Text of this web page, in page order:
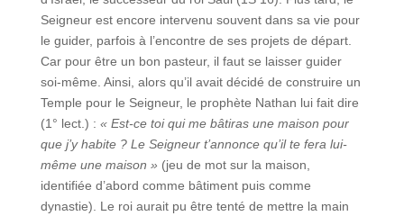
Seigneur est encore intervenu souvent dans sa vie pour
le guider, parfois à l’encontre de ses projets de départ.
Car pour être un bon pasteur, il faut se laisser guider
soi-même. Ainsi, alors qu’il avait décidé de construire un
Temple pour le Seigneur, le prophète Nathan lui fait dire
(1° lect.) : « Est-ce toi qui me bâtiras une maison pour
que j’y habite ? Le Seigneur t’annonce qu’il te fera lui-
même une maison » (jeu de mot sur la maison,
identifiée d’abord comme bâtiment puis comme
dynastie). Le roi aurait pu être tenté de mettre la main